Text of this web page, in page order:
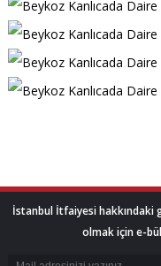
İstanbul İtfaiyesi hakkındaki
olmak için e-